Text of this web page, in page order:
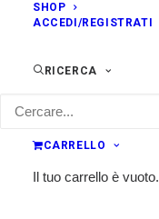
SHOP
ACCEDI/REGISTRATI
RICERCA
CARRELLO
Il tuo carrello è vuoto.